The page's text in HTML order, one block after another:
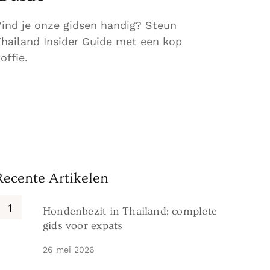
je onze gidsen handig? Steun
Insider Guide met een kop
Artikelen
Hondenbezit in Thailand: complete
gids voor expats
26 mei 2026